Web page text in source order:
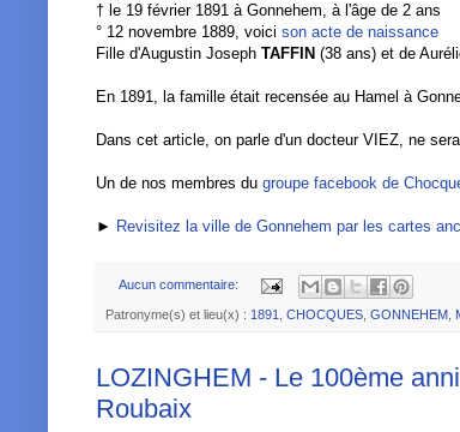
† le 19 février 1891 à Gonnehem, à l'âge de 2 ans
° 12 novembre 1889, voici son acte de naissance
Fille d'Augustin Joseph TAFFIN (38 ans) et de
En 1891, la famille était recensée au Hamel à
Dans cet article, on parle d'un docteur VIEZ, ne
Un de nos membres du groupe facebook de
► Revisitez la ville de Gonnehem par les cartes
Aucun commentaire:
Patronyme(s) et lieu(x) : 1891 CHOCQUES GONNEHEM
LOZINGHEM - Le 100ème
Roubaix